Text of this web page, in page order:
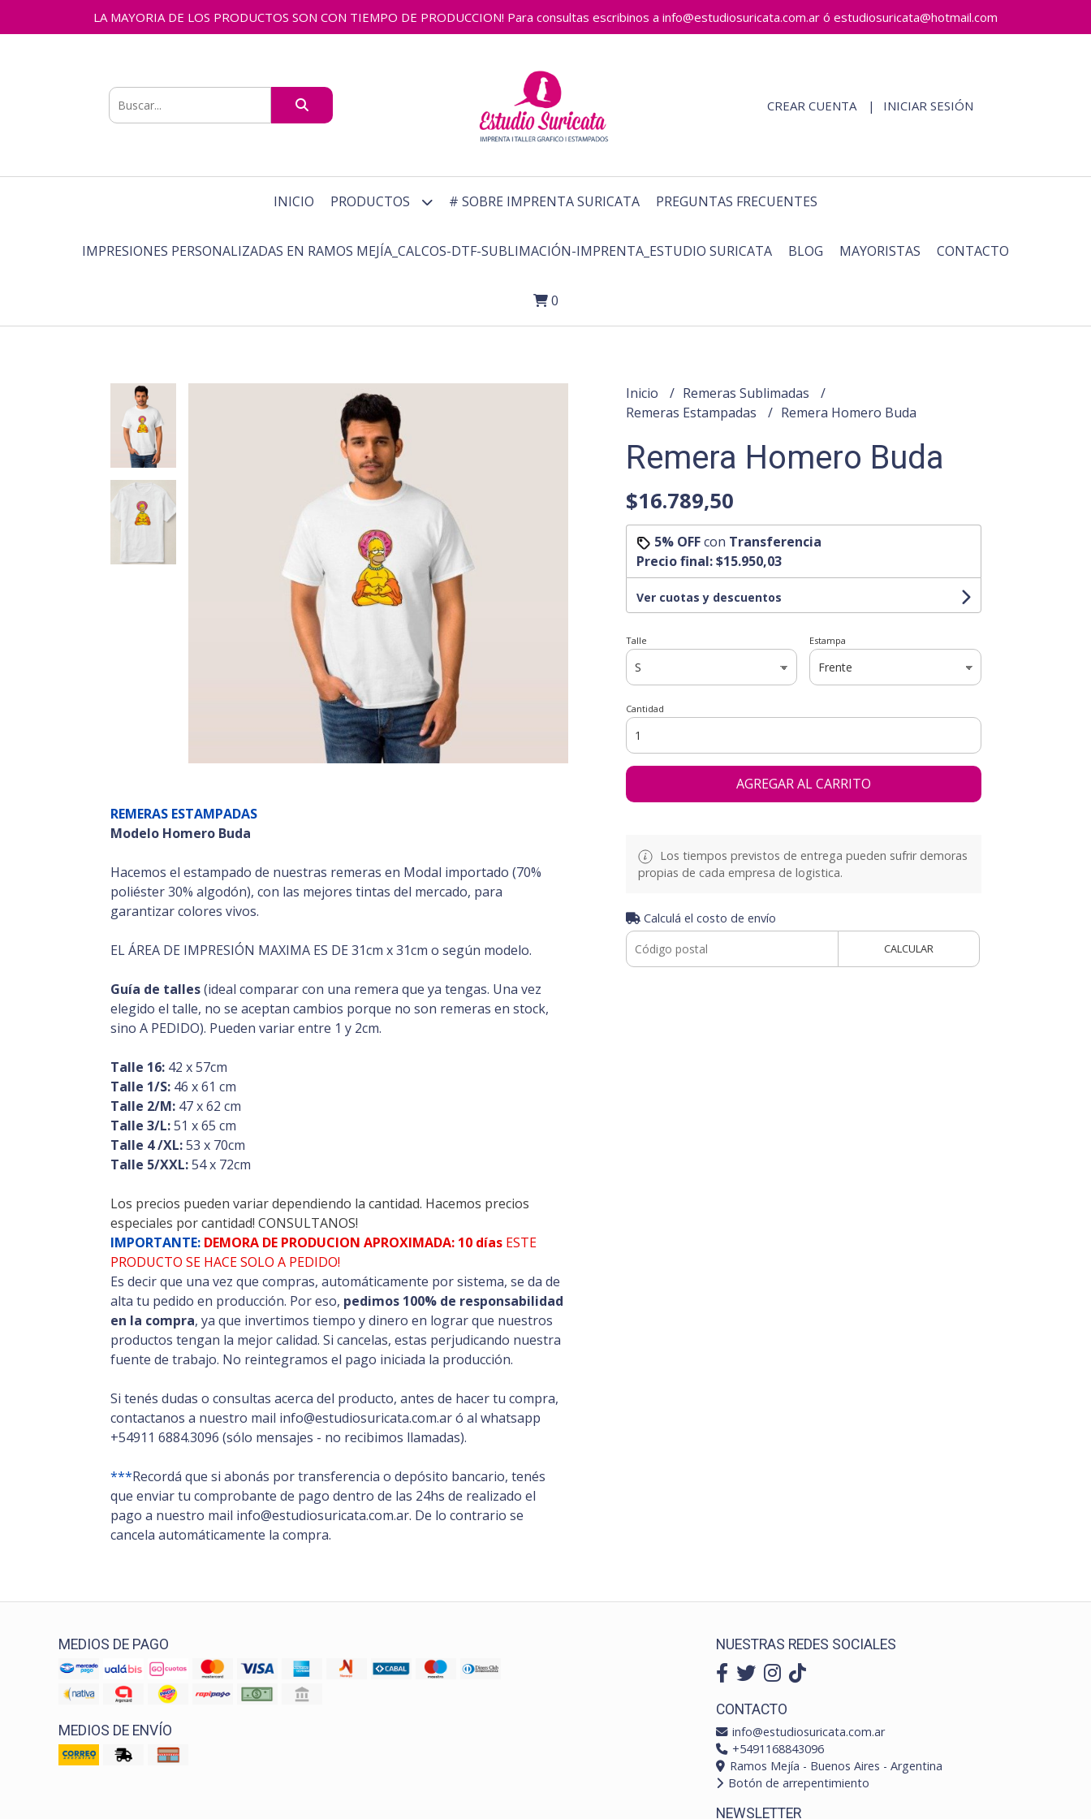
LA MAYORIA DE LOS PRODUCTOS SON CON TIEMPO DE PRODUCCION! Para consultas escribinos a info@estudiosuricata.com.ar ó estudiosuricata@hotmail.com
CREAR CUENTA INICIAR SESIÓN
INICIO PRODUCTOS # SOBRE IMPRENTA SURICATA PREGUNTAS FRECUENTES
IMPRESIONES PERSONALIZADAS EN RAMOS MEJÍA_CALCOS-DTF-SUBLIMACIÓN-IMPRENTA_ESTUDIO SURICATA BLOG MAYORISTAS CONTACTO
0
REMERAS ESTAMPADAS
Modelo Homero Buda
Hacemos el estampado de nuestras remeras en Modal importado (70%
poliéster 30% algodón), con las mejores tintas del mercado, para
garantizar colores vivos.
EL ÁREA DE IMPRESIÓN MAXIMA ES DE 31cm x 31cm o según modelo.
Guía de talles(ideal comparar con una remera que ya tengas. Una vez
elegido el talle, no se aceptan cambios porque no son remeras en stock,
sino A PEDIDO). Pueden variar entre 1 y 2cm.
Talle 16:42 x 57cm
Talle 1/S:46 x 61 cm
Talle 2/M:47 x 62 cm
Talle 3/L:51 x 65 cm
Talle 4 /XL:53 x 70cm
Talle 5/XXL:54 x 72cm
Los precios pueden variar dependiendo la cantidad. Hacemos precios
especiales por cantidad! CONSULTANOS!
IMPORTANTE: DEMORA DE PRODUCION APROXIMADA: 10 días ESTE
PRODUCTO SE HACE SOLO A PEDIDO!
Es decir que una vez que compras, automáticamente por sistema, se da de
alta tu pedido en producción. Por eso, pedimos 100% de responsabilidad
en la compra, ya que invertimos tiempo y dinero en lograr que nuestros
productos tengan la mejor calidad. Si cancelas, estas perjudicando nuestra
fuente de trabajo. No reintegramos el pago iniciada la producción.
Si tenés dudas o consultas acerca del producto, antes de hacer tu compra,
contactanos a nuestro mail info@estudiosuricata.com.ar ó al whatsapp
+54911 6884.3096 (sólo mensajes - no recibimos llamadas).
***Recordá que si abonás por transferencia o depósito bancario, tenés
que enviar tu comprobante de pago dentro de las 24hs de realizado el
pago a nuestro mail info@estudiosuricata.com.ar. De lo contrario se
cancela automáticamente la compra.
Inicio
Remeras Sublimadas
Remeras Estampadas
Remera Homero Buda
Remera Homero Buda
$16.789,50
5% OFFcon Transferencia
Precio final:$15.950,03
Ver cuotas y descuentos
Talle Estampa
Cantidad
AGREGAR AL CARRITO
Los tiempos previstos de entrega pueden sufrir demoras
propias de cada empresa de logistica.
Calculá el costo de envío
CALCULAR
MEDIOS DE PAGO
MEDIOS DE ENVÍO
NUESTRAS REDES SOCIALES
CONTACTO
info@estudiosuricata.com.ar
+5491168843096
Ramos Mejía - Buenos Aires - Argentina
Botón de arrepentimiento
NEWSLETTER